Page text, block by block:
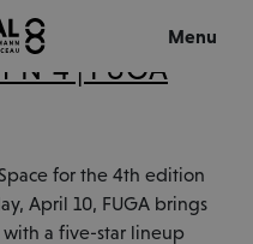
Menu
Fermer
N°4 | FUGA
for the 4th edition
April 10, FUGA brings
a five-star lineup